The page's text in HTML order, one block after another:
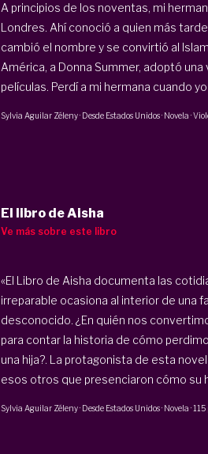
A principios de los noventas, mi
Londres. Ahí conoció a quien más
cambió el nombre y se convirtió al
América, a Donna Summer, adoptó
películas. Perdí a mi hermana cuando
Sylvia Aguilar Zéleny · Desde Estados Unidos · Novela ·
El libro de Aisha
Ve más sobre este libro
«El Libro de Aisha documenta las
irreparable ocasiona al interior de una
desconocido. ¿En quién nos
para contar la historia de cómo
una hija?. La protagonista de esta
esos otros que presenciaron cómo su
Sylvia Aguilar Zéleny · Desde Estados Unidos · Novela ·115